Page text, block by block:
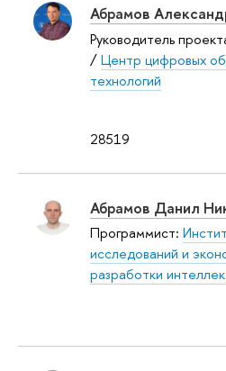
28519
Абрамов
Руководитель
/Центр цифровых
технологий
Абрамов Данил
Программист:
исследований и
разработки